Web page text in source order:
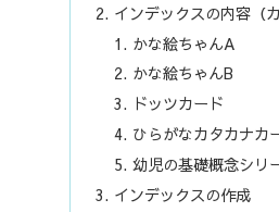
インデックスの内容（
かな絵ちゃんA
かな絵ちゃんB
ドッツカード
ひらがなカタカナカ
幼児の基礎概念シリ
インデックスの作成